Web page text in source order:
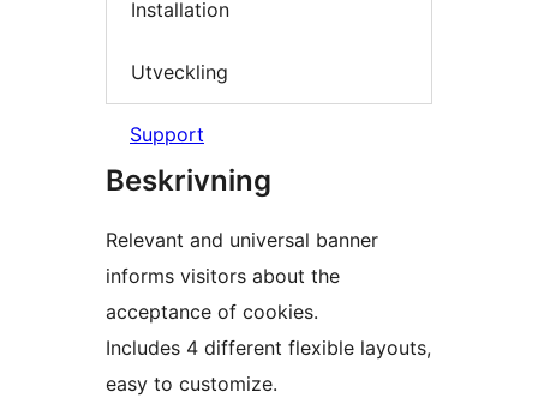
Installation
Utveckling
Support
Beskrivning
Relevant and universal banner
informs visitors about the
acceptance of cookies.
Includes 4 different flexible layouts,
easy to customize.